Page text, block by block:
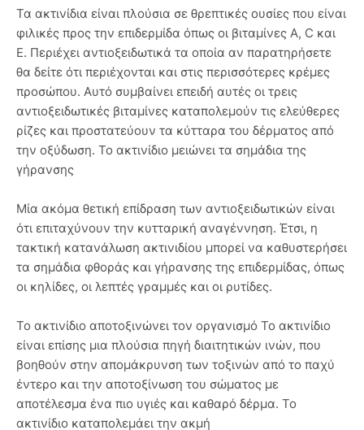
Τα ακτινίδια είναι πλούσια σε θρεπτικές ουσίες που είναι
φιλικές προς την επιδερμίδα όπως οι βιταμίνες A, C και
Ε. Περιέχει αντιοξειδωτικά τα οποία αν παρατηρήσετε
θα δείτε ότι περιέχονται και στις περισσότερες κρέμες
προσώπου. Αυτό συμβαίνει επειδή αυτές οι τρεις
αντιοξειδωτικές βιταμίνες καταπολεμούν τις ελεύθερες
ρίζες και προστατεύουν τα κύτταρα του δέρματος από
την οξύδωση. Το ακτινίδιο μειώνει τα σημάδια της
γήρανσης
Μία ακόμα θετική επίδραση των αντιοξειδωτικών είναι
ότι επιταχύνουν την κυτταρική αναγέννηση. Έτσι, η
τακτική κατανάλωση ακτινιδίου μπορεί να καθυστερήσει
τα σημάδια φθοράς και γήρανσης της επιδερμίδας, όπως
οι κηλίδες, οι λεπτές γραμμές και οι ρυτίδες.
Το ακτινίδιο αποτοξινώνει τον οργανισμό Το ακτινίδιο
είναι επίσης μια πλούσια πηγή διαιτητικών ινών, που
βοηθούν στην απομάκρυνση των τοξινών από το παχύ
έντερο και την αποτοξίνωση του σώματος με
αποτέλεσμα ένα πιο υγιές και καθαρό δέρμα. Το
ακτινίδιο καταπολεμάει την ακμή